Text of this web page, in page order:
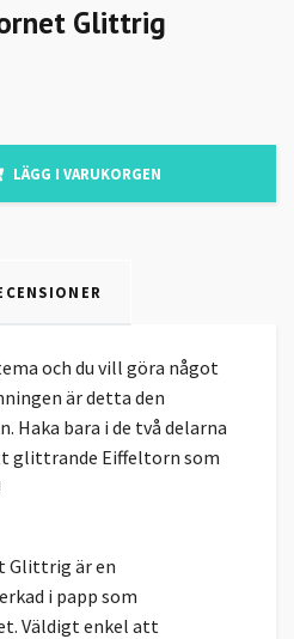
Glittrig
LÄGG I VARUKORGEN
och du vill göra något
är detta den
Haka bara i de två delarna
glittrande Eiffeltorn som
Glittrig är en
i papp som
Väldigt enkel att